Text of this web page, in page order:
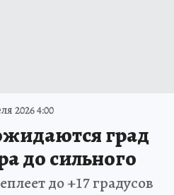
2026 4:00
град
до сильного
до +17 градусов